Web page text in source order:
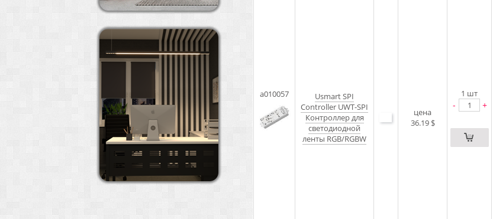
a010057
Usmart SPI
Controller UWT-SPI
Контроллер для
светодиодной
ленты RGB/RGBW
цена
36.19 $
1 шт
- +